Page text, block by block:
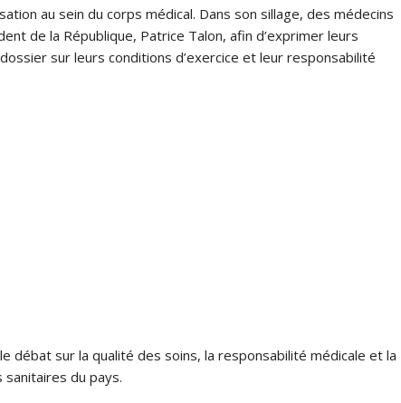
au sein du corps médical. Dans son sillage, des médecins
de la République, Patrice Talon, afin d’exprimer leurs
sur leurs conditions d’exercice et leur responsabilité
débat sur la qualité des soins, la responsabilité médicale et la
du pays.